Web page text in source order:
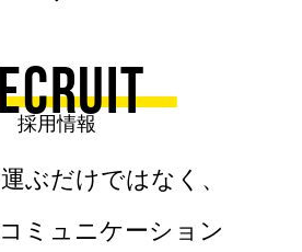
採用情報
ぶだけではなく、
ミュニケーション